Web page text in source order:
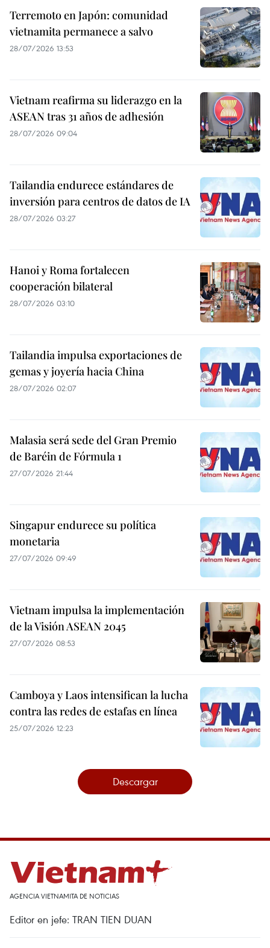
Terremoto en Japón: comunidad
vietnamita permanece a salvo
28/07/2026 13:53
Vietnam reafirma su liderazgo en la
ASEAN tras 31 años de adhesión
28/07/2026 09:04
Tailandia endurece estándares de
inversión para centros de datos de IA
28/07/2026 03:27
Hanoi y Roma fortalecen
cooperación bilateral
28/07/2026 03:10
Tailandia impulsa exportaciones de
gemas y joyería hacia China
28/07/2026 02:07
Malasia será sede del Gran Premio
de Baréin de Fórmula 1
27/07/2026 21:44
Singapur endurece su política
monetaria
27/07/2026 09:49
Vietnam impulsa la implementación
de la Visión ASEAN 2045
27/07/2026 08:53
Camboya y Laos intensifican la lucha
contra las redes de estafas en línea
25/07/2026 12:23
Descargar
AGENCIA VIETNAMITA DE NOTICIAS
Editor en jefe: TRAN TIEN DUAN